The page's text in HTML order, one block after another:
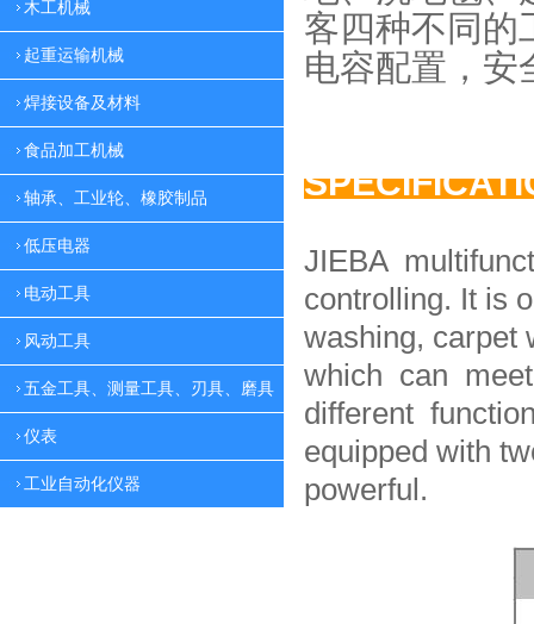
木工机械
起重运输机械
焊接设备及材料
食品加工机械
轴承、工业轮、橡胶制品
低压电器
电动工具
风动工具
五金工具、测量工具、刃具、磨具
仪表
工业自动化仪器
客四种不同的
电容配置， 安
JIEBA
controlling. It is
washing, carpet
which can
different
equipped with
powerful.